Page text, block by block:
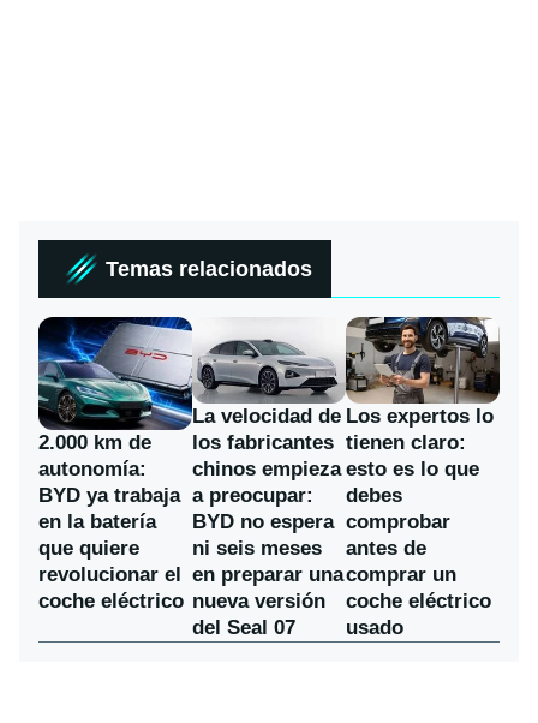
Temas relacionados
2.000 km de
autonomía:
BYD ya trabaja
en la batería
que quiere
revolucionar el
coche eléctrico
La velocidad de
los fabricantes
chinos empieza
a preocupar:
BYD no espera
ni seis meses
en preparar una
nueva versión
del Seal 07
Los expertos lo
tienen claro:
esto es lo que
debes
comprobar
antes de
comprar un
coche eléctrico
usado